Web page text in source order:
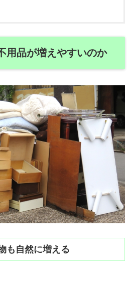
用品が増えやすいのか
も自然に増える